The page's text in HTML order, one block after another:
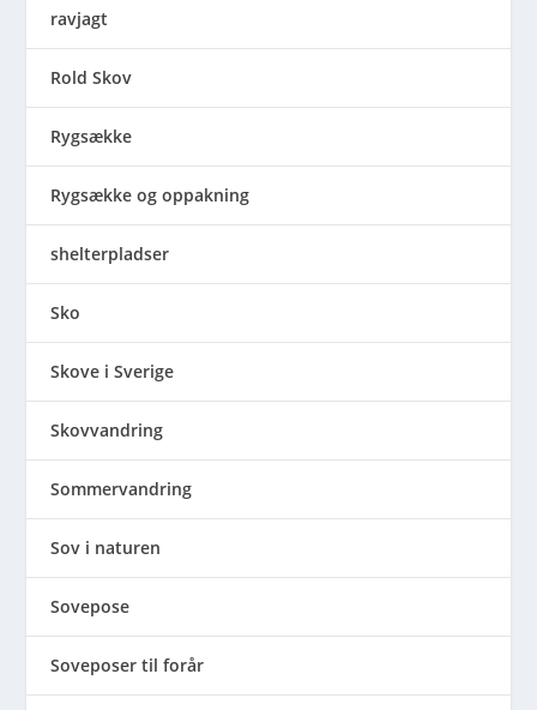
ravjagt
Rold Skov
Rygsække
Rygsække og oppakning
shelterpladser
Sko
Skove i Sverige
Skovvandring
Sommervandring
Sov i naturen
Sovepose
Soveposer til forår